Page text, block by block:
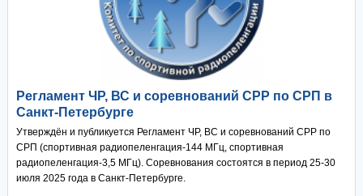
Регламент ЧР, ВС и соревнований СРР по СРП в
Санкт-Петербурге
Утверждён и публикуется Регламент ЧР, ВС и соревнований СРР по
СРП (спортивная радиопеленгация-144 МГц, спортивная
радиопеленгация-3,5 МГц). Соревнования состоятся в период 25-30
июля 2025 года в Санкт-Петербурге.